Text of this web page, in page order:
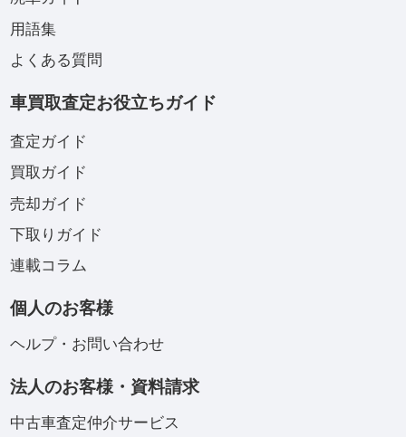
用語集
よくある質問
車買取査定お役立ちガイド
査定ガイド
買取ガイド
売却ガイド
下取りガイド
連載コラム
個人のお客様
ヘルプ・お問い合わせ
法人のお客様・資料請求
中古車査定仲介サービス